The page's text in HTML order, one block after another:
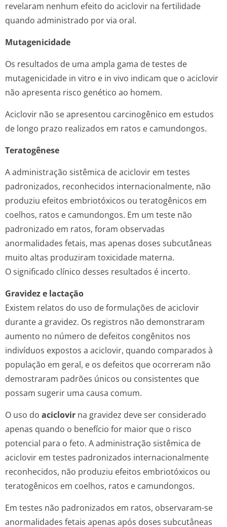
revelaram nenhum efeito do aciclovir na fertilidade
quando administrado por via oral.
Mutagenicidade
Os resultados de uma ampla gama de testes de
mutagenicidade in vitro e in vivo indicam que o aciclovir
não apresenta risco genético ao homem.
Aciclovir não se apresentou carcinogênico em estudos
de longo prazo realizados em ratos e camundongos.
Teratogênese
A administração sistêmica de aciclovir em testes
padronizados, reconhecidos internacionalmente, não
produziu efeitos embriotóxicos ou teratogênicos em
coelhos, ratos e camundongos. Em um teste não
padronizado em ratos, foram observadas
anormalidades fetais, mas apenas doses subcutâneas
muito altas produziram toxicidade materna.
O significado clínico desses resultados é incerto.
Gravidez e lactação
Existem relatos do uso de formulações de aciclovir
durante a gravidez. Os registros não demonstraram
aumento no número de defeitos congênitos nos
indivíduos expostos a aciclovir, quando comparados à
população em geral, e os defeitos que ocorreram não
demostraram padrões únicos ou consistentes que
possam sugerir uma causa comum.
O uso do aciclovir na gravidez deve ser considerado
apenas quando o benefício for maior que o risco
potencial para o feto. A administração sistêmica de
aciclovir em testes padronizados internacionalmente
reconhecidos, não produziu efeitos embriotóxicos ou
teratogênicos em coelhos, ratos e camundongos.
Em testes não padronizados em ratos, observaram-se
anormalidades fetais apenas após doses subcutâneas